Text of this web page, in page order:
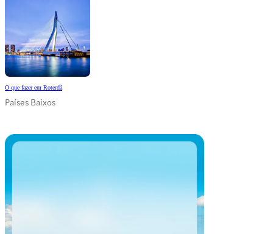
O que fazer em Roterdã
Países Baixos